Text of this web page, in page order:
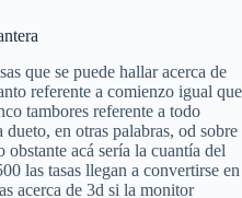
que se puede hallar acerca de
referente a comienzo igual que
tambores referente a todo
en otras palabras, od sobre
acá serí­a la cuantía del
las tasas llegan a convertirse en
acerca de 3d si la monitor